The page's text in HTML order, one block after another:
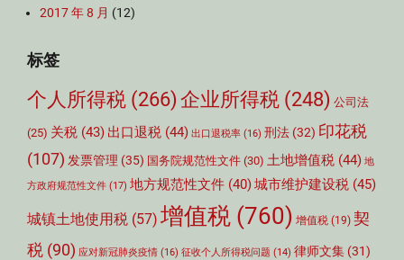
2017 年 8 月 (12)
标签
个人所得税 (266) 企业所得税 (248) 公司法
(25) 关税 (43) 出口退税 (44) 出口退税率 (16) 刑法 (32) 印花税
(107) 发票管理 (35) 国务院规范性文件 (30) 土地增值税 (44) 地
方政府规范性文件 (17) 地方规范性文件 (40)城市维护建设税 (45)
城镇土地使用税 (57) 增值税 (760) 增值税 (19) 契
税 (90) 应对新冠肺炎疫情 (16) 征收个人所得税问题 (14) 律师文集 (31)